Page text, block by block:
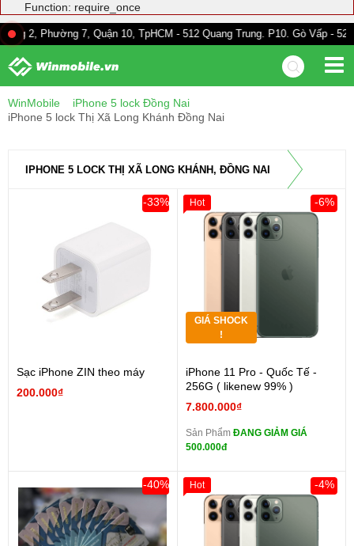
Function: require_once
7, Quận 10, TpHCM - 512 Quang Trung. P10. Gò Vấp - 528A Trường
WinMobile
iPhone 5 lock Đồng Nai
iPhone 5 lock Thị Xã Long Khánh Đồng Nai
IPHONE 5 LOCK THỊ XÃ LONG KHÁNH, ĐỒNG NAI
Sạc iPhone ZIN theo máy
200.000₫
-33%
GIÁ SHOCK
!
iPhone 11 Pro - Quốc Tế -
256G ( likenew 99% )
7.800.000₫
-6%
Sản Phẩm ĐANG GIẢM GIÁ
500.000đ
Hot
-40% -4%
Hot